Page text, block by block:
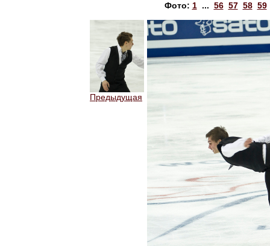
Фото: 1... 56 57 58 59
Предыдущая